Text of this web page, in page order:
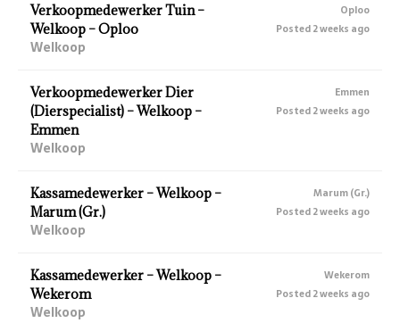
Verkoopmedewerker Tuin –
Welkoop – Oploo
Welkoop
Oploo
Posted 2 weeks ago
Verkoopmedewerker Dier
(Dierspecialist) – Welkoop –
Emmen
Welkoop
Emmen
Posted 2 weeks ago
Kassamedewerker – Welkoop –
Marum (Gr.)
Welkoop
Marum (Gr.)
Posted 2 weeks ago
Kassamedewerker – Welkoop –
Wekerom
Welkoop
Wekerom
Posted 2 weeks ago